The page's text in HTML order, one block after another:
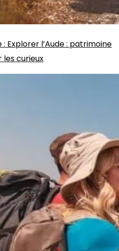
: Explorer l’Aude : patrimoine
curieux